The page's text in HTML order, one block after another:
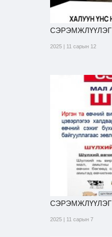
СЭРЭМЖЛҮҮЛЭГ
2025 | 11 сарын 12
СЭРЭМЖЛҮҮЛЭГ
2025 | 11 сарын 7